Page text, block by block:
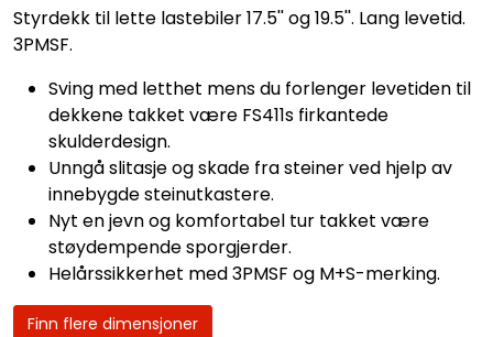
Styrdekk til lette lastebiler 17.5'' og 19.5''. Lang levetid.
3PMSF.
Sving med letthet mens du forlenger levetiden til
dekkene takket være FS411s firkantede
skulderdesign.
Unngå slitasje og skade fra steiner ved hjelp av
innebygde steinutkastere.
Nyt en jevn og komfortabel tur takket være
støydempende sporgjerder.
Helårssikkerhet med 3PMSF og M+S-merking.
Finn flere dimensjoner